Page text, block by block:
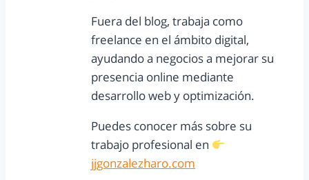
Fuera del blog, trabaja como
freelance en el ámbito digital,
ayudando a negocios a mejorar su
presencia online mediante
desarrollo web y optimización.
Puedes conocer más sobre su
trabajo profesional en
jjgonzalezharo.com